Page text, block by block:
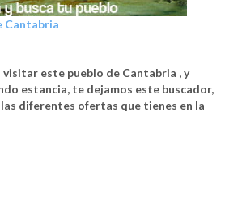
Cantabria
visitar este pueblo de Cantabria , y
estancia, te dejamos este buscador,
diferentes ofertas que tienes en la